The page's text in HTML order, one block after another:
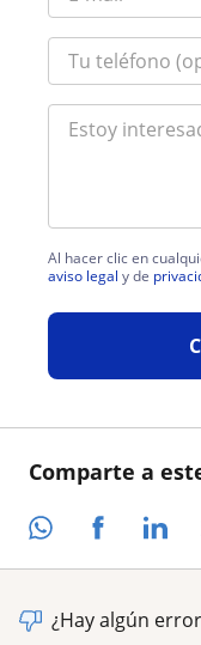
Comparte a
Al hacer clic en
aviso legal y de
¿Hay algún